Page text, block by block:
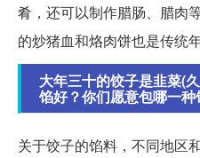
肴，还可以制作腊肠、腊肉
的炒猪血和烙肉饼也是传统
大年三十的饺子是韭菜(
馅好？你们愿意包哪一
关于饺子的馅料，不同地区